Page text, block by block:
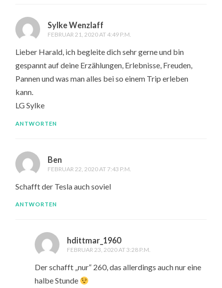
Sylke Wenzlaff
FEBRUAR 21, 2020 AT 4:49 P.M.
Lieber Harald, ich begleite dich sehr gerne und bin
gespannt auf deine Erzählungen, Erlebnisse, Freuden,
Pannen und was man alles bei so einem Trip erleben
kann.
LG Sylke
ANTWORTEN
Ben
FEBRUAR 22, 2020 AT 7:43 P.M.
Schafft der Tesla auch soviel
ANTWORTEN
hdittmar_1960
FEBRUAR 23, 2020 AT 3:28 P.M.
Der schafft „nur“ 260, das allerdings auch nur eine
halbe Stunde